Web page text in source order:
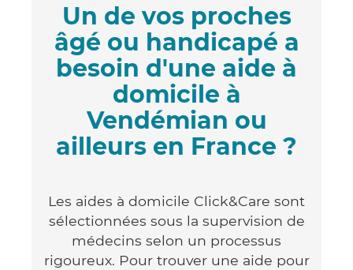
Un de vos proches
âgé ou handicapé a
besoin d'une aide à
domicile à
Vendémian ou
ailleurs en France ?
Les aides à domicile Click&Care sont
sélectionnées sous la supervision de
médecins selon un processus
rigoureux. Pour trouver une aide pour